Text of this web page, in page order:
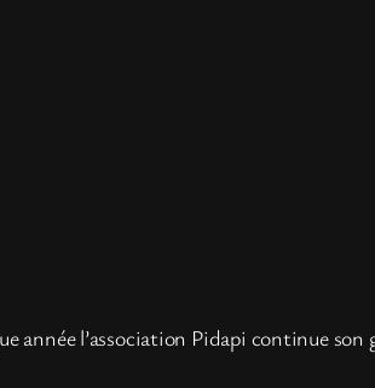
année l’association Pidapi continue